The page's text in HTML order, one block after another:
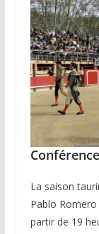
La saison
Pablo
partir de 19